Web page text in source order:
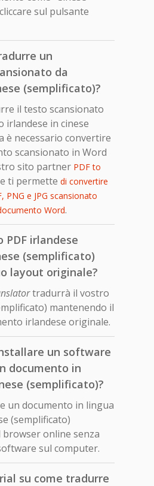
sul pulsante
un
da
(semplificato)?
il testo scansionato
irlandese in cinese
è necessario convertire
scansionato in Word
sito partner PDF to
ti permette di convertire
PNG e JPG scansionato
Word.
PDF irlandese
(semplificato)
layout originale?
tradurrà il vostro
mantenendo il
irlandese originale.
un software
documento in
(semplificato)?
un documento in lingua
(semplificato)
online senza
sul computer.
su come tradurre